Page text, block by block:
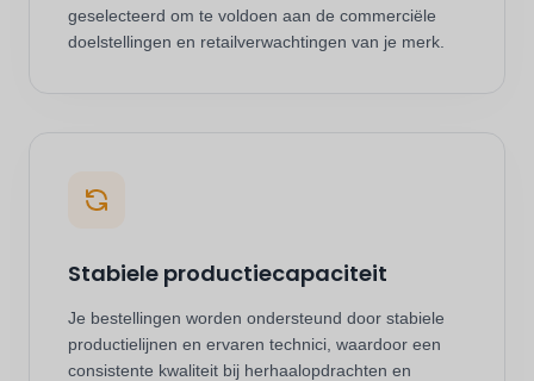
geselecteerd om te voldoen aan de commerciële
doelstellingen en retailverwachtingen van je merk.
Stabiele productiecapaciteit
Je bestellingen worden ondersteund door stabiele
productielijnen en ervaren technici, waardoor een
consistente kwaliteit bij herhaalopdrachten en